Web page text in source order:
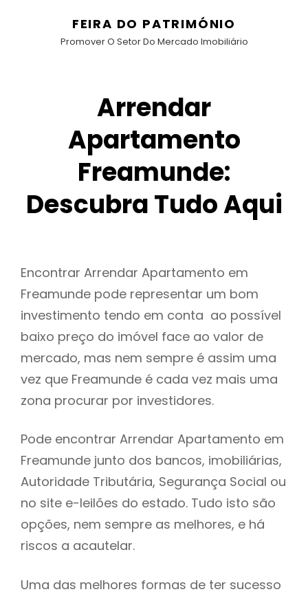
FEIRA DO PATRIMÓNIO
Promover O Setor Do Mercado Imobiliário
Arrendar
Apartamento
Freamunde:
Descubra Tudo Aqui
Encontrar Arrendar Apartamento em
Freamunde pode representar um bom
investimento tendo em conta ao possível
baixo preço do imóvel face ao valor de
mercado, mas nem sempre é assim uma
vez que Freamunde é cada vez mais uma
zona procurar por investidores.
Pode encontrar Arrendar Apartamento em
Freamunde junto dos bancos, imobiliárias,
Autoridade Tributária, Segurança Social ou
no site e-leilões do estado. Tudo isto são
opções, nem sempre as melhores, e há
riscos a acautelar.
Uma das melhores formas de ter sucesso